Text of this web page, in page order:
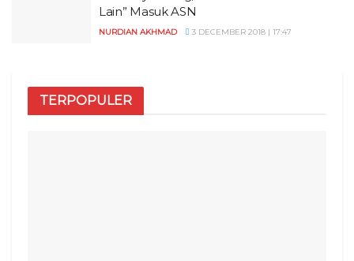
Lain” Masuk ASN
NURDIAN AKHMAD 3 DECEMBER 2018 | 17:47
TERPOPULER